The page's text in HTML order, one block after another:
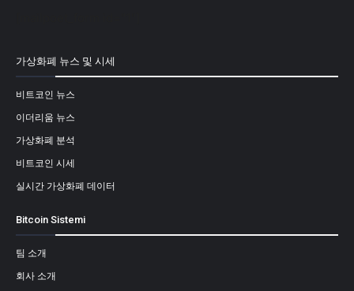
가상화폐 뉴스 및 시세
비트코인 뉴스
이더리움 뉴스
가상화폐 분석
비트코인 시세
실시간 가상화폐 데이터
Bitcoin Sistemi
팀 소개
회사 소개